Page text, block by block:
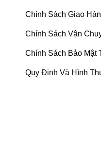
vệ sinh nội thất ô tô
mình? Bạn thường lựa
uy tín – chuyên nghiệp.
Chính Sách Giao
Chính Sách Vận
Chính Sách Bảo Mật
Quy Định Và Hình